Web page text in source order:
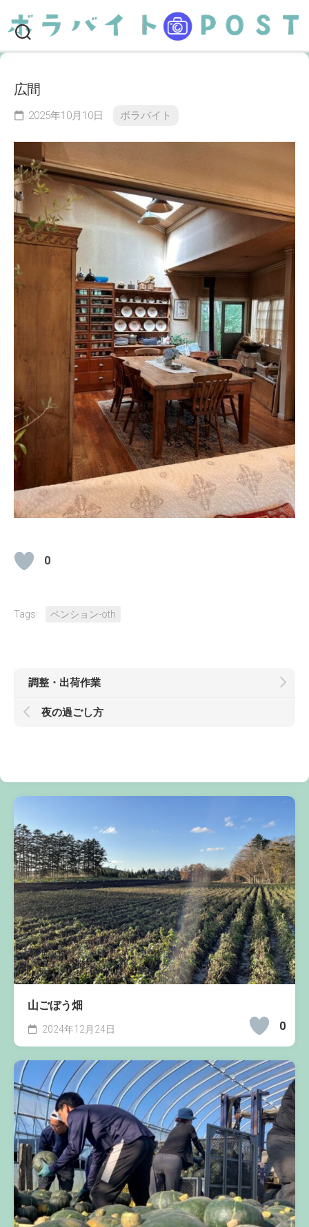
content
広間
2025年10月10日 ボラバイト
0
Tags: ペンション-oth
調整・出荷作業
夜の過ごし方
山ごぼう畑
0
2024年12月24日